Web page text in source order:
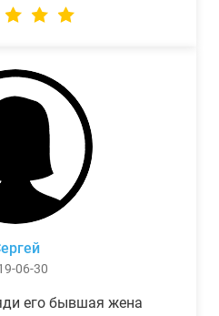
06-30
его бывшая жена